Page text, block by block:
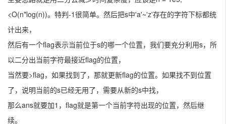
<O(n*log(n))。特判-1很简单。然后把s中'a'~'z'存在的字符下标都统
计出来，
然后有一个flag表示当前位于s的哪一个位置，我们要充分利用s，所
以二分出当前字符最接近flag的位置，
当然要>flag，如果找到了，那就更新flag的位置。如果找不到位置
了，说明当前的s已经无用了，需要从新的s中找，
那么ans就要加1，flag就是第一个当前字符出现的位置，然后继
续。